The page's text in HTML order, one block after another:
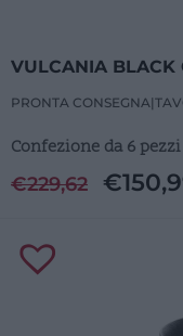
VULCANIA
PRONTA CONSEGNA|
Confezione da 6 pezzi
€229,62 €